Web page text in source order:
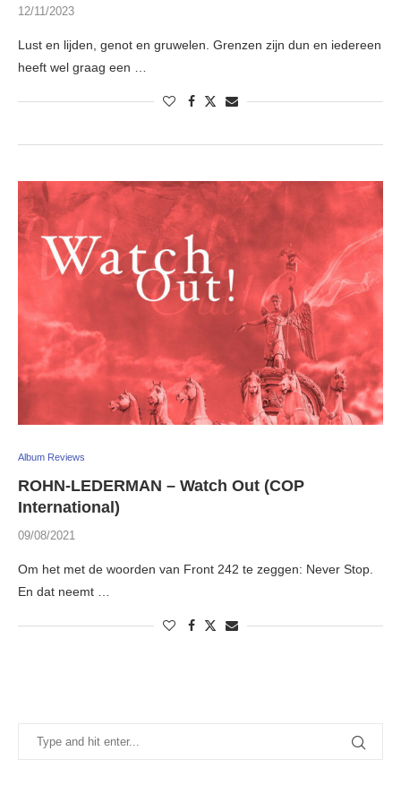
12/11/2023
Lust en lijden, genot en gruwelen. Grenzen zijn dun en iedereen
heeft wel graag een …
Album Reviews
ROHN-LEDERMAN – Watch Out (COP
International)
09/08/2021
Om het met de woorden van Front 242 te zeggen: Never Stop.
En dat neemt …